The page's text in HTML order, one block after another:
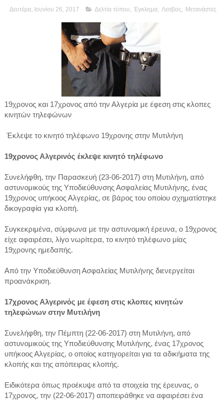
Δευτέρα, Ιουνίου 26, 2017 Δελτία τύπου Έγκλημα, Λεσβος Μετανάστες
19χρονος και 17χρονος από την Αλγερία με έφεση στις κλοπες
κινητών τηλεφώνων
Έκλεψε το κινητό τηλέφωνο 19χρονης στην Μυτιλήνη
19χρονος Αλγερινός έκλεψε κινητό τηλέφωνο
Συνελήφθη, την Παρασκευή (23-06-2017) στη Μυτιλήνη, από
αστυνομικούς της Υποδιεύθυνσης Ασφαλείας Μυτιλήνης, ένας
19χρονος υπήκοος Αλγερίας, σε βάρος του οποίου σχηματίστηκε
δικογραφία για κλοπή.
Συγκεκριμένα, σύμφωνα με την αστυνομική έρευνα, ο 19χρονος
είχε αφαιρέσει, λίγο νωρίτερα, το κινητό τηλέφωνο μίας
19χρονης ημεδαπής.
Από την Υποδιεύθυνση Ασφαλείας Μυτιλήνης διενεργείται
προανάκριση.
17χρονος Αλγερινός με έφεση στις κλοπες κινητών
τηλεφώνων στην Μυτιλήνη
Συνελήφθη, την Πέμπτη (22-06-2017) στη Μυτιλήνη, από
αστυνομικούς της Υποδιεύθυνσης Μυτιλήνης, ένας 17χρονος
υπήκοος Αλγερίας, ο οποίος κατηγορείται για τα αδικήματα της
κλοπής και της απόπειρας κλοπής.
Ειδικότερα όπως προέκυψε από τα στοιχεία της έρευνας, ο
17χρονος, την (22-06-2017) αποπειράθηκε να αφαιρέσει ένα